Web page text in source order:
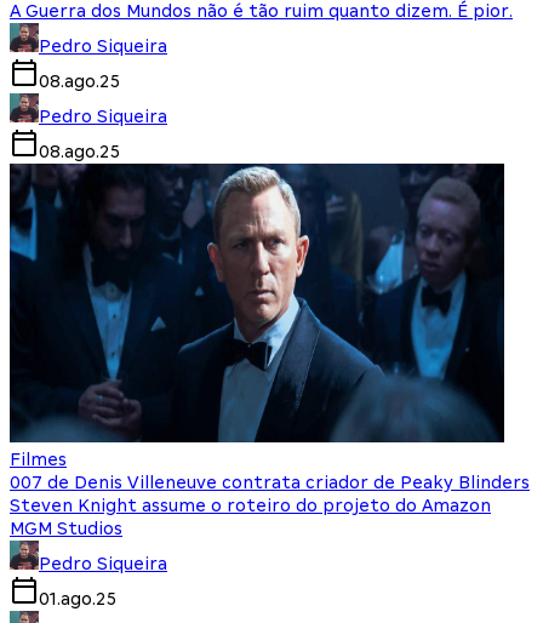
A Guerra dos Mundos não é tão ruim quanto dizem. É pior.
Pedro Siqueira
08.ago.25
Pedro Siqueira
08.ago.25
Filmes
007 de Denis Villeneuve contrata criador de Peaky Blinders
Steven Knight assume o roteiro do projeto do Amazon
MGM Studios
Pedro Siqueira
01.ago.25